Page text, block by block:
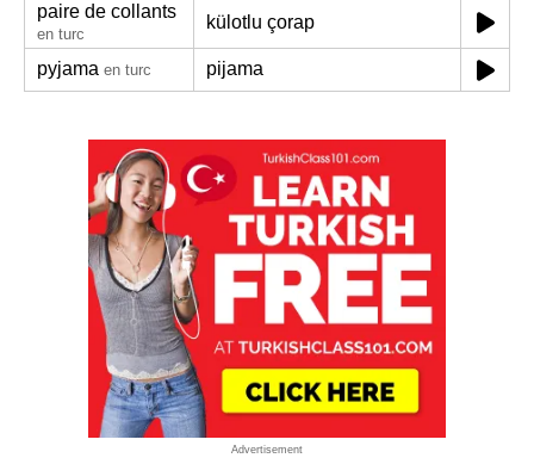
paire de collants
en turc
külotlu çorap
pyjama en turc pijama
Advertisement